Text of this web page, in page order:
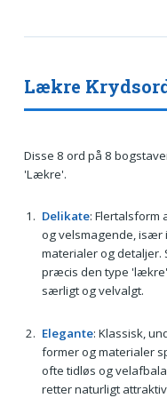
Lækre
Disse 8 ord på 8
'Lækre'.
Delikate: Flertalsform
og velsmagende, især
materialer og detaljer.
præcis den type
særligt og velvalgt.
Elegante: Klassisk,
former og materialer
ofte tidløs og
retter naturligt